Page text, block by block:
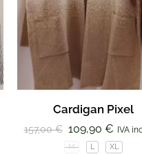
Cardigan Pixel
157,00€ 109,90 € IVA
M L XL